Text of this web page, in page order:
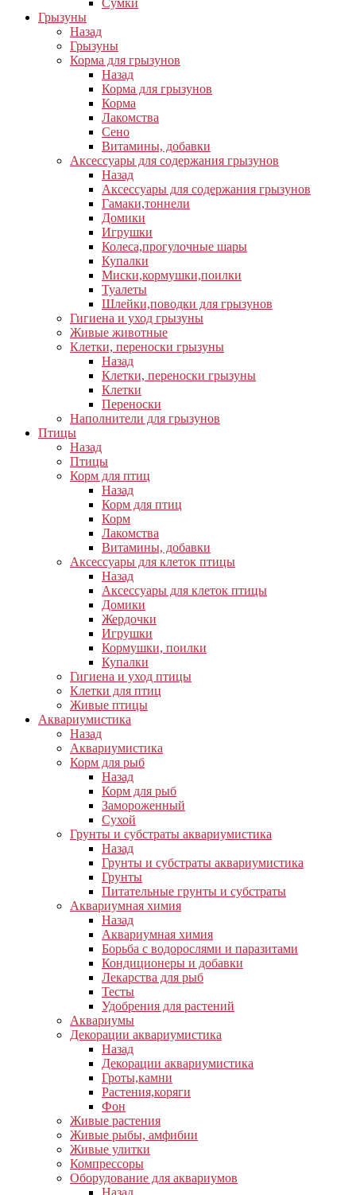
Сумки
Грызуны
Назад
Грызуны
Корма для грызунов
Назад
Корма для грызунов
Корма
Лакомства
Сено
Витамины, добавки
Аксессуары для содержания грызунов
Назад
Аксессуары для содержания грызунов
Гамаки,тоннели
Домики
Игрушки
Колеса,прогулочные шары
Купалки
Миски,кормушки,поилки
Туалеты
Шлейки,поводки для грызунов
Гигиена и уход грызуны
Живые животные
Клетки, переноски грызуны
Назад
Клетки, переноски грызуны
Клетки
Переноски
Наполнители для грызунов
Птицы
Назад
Птицы
Корм для птиц
Назад
Корм для птиц
Корм
Лакомства
Витамины, добавки
Аксессуары для клеток птицы
Назад
Аксессуары для клеток птицы
Домики
Жердочки
Игрушки
Кормушки, поилки
Купалки
Гигиена и уход птицы
Клетки для птиц
Живые птицы
Аквариумистика
Назад
Аквариумистика
Корм для рыб
Назад
Корм для рыб
Замороженный
Сухой
Грунты и субстраты аквариумистика
Назад
Грунты и субстраты аквариумистика
Грунты
Питательные грунты и субстраты
Аквариумная химия
Назад
Аквариумная химия
Борьба с водорослями и паразитами
Кондиционеры и добавки
Лекарства для рыб
Тесты
Удобрения для растений
Аквариумы
Декорации аквариумистика
Назад
Декорации аквариумистика
Гроты,камни
Растения,коряги
Фон
Живые растения
Живые рыбы, амфибии
Живые улитки
Компрессоры
Оборудование для аквариумов
Назад